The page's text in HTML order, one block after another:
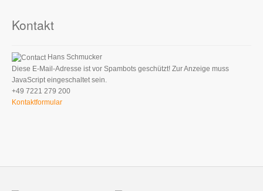
Kontakt
Hans Schmucker
Diese E-Mail-Adresse ist vor Spambots geschützt! Zur Anzeige muss
JavaScript eingeschaltet sein.
+49 7221 279 200
Kontaktformular